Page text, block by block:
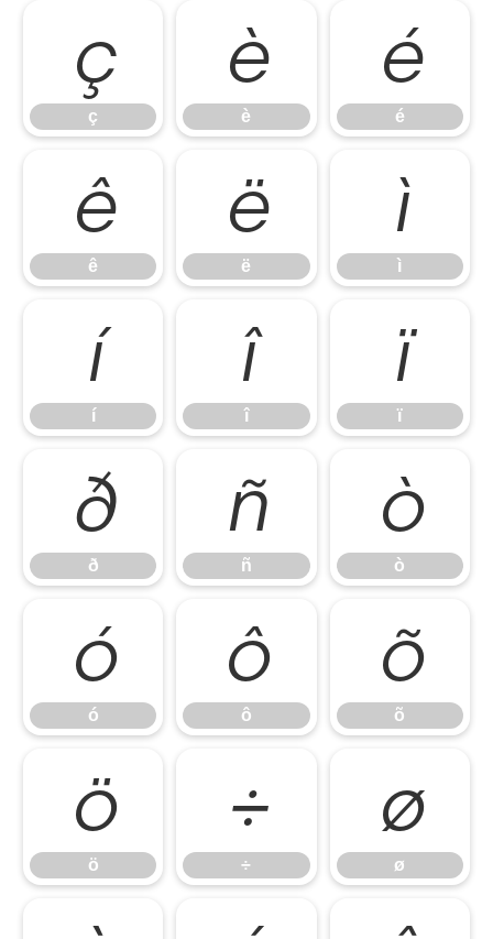
ç
ç
è
è
é
é
ê
ê
ë
ë
ì
ì
í
í
î
î
ï
ï
ð
ð
ñ
ñ
ò
ò
ó
ó
ô
ô
õ
õ
ö
ö
÷
÷
ø
ø